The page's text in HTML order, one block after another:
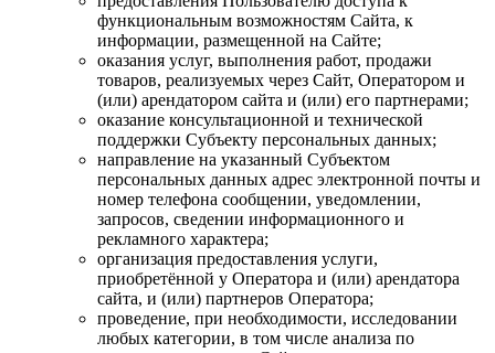
функциональным возможностям Сайта, к
информации, размещенной на Сайте;
оказания услуг, выполнения работ, продажи
товаров, реализуемых через Сайт, Оператором и
(или) арендатором сайта и (или) его партнерами;
оказание консультационной и технической
поддержки Субъекту персональных данных;
направление на указанный Субъектом
персональных данных адрес электронной почты и
номер телефона сообщении, уведомлении,
запросов, сведении информационного и
рекламного характера;
организация предоставления услуги,
приобретённой у Оператора и (или) арендатора
сайта, и (или) партнеров Оператора;
проведение, при необходимости, исследовании
любых категории, в том числе анализа по